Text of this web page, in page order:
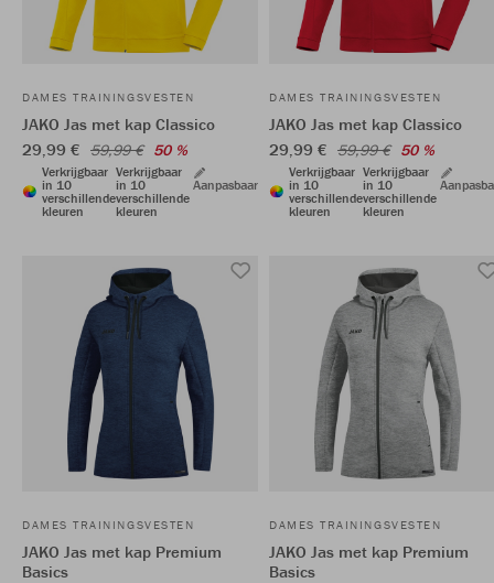
DAMES TRAININGSVESTEN
JAKO Jas met kap Classico
29,99 € 59,99 € 50 %
Verkrijgbaar
in 10
verschillende
kleuren
Verkrijgbaar
in 10
verschillende
kleuren
Aanpasbaar
DAMES TRAININGSVESTEN
JAKO Jas met kap Classico
29,99 € 59,99 € 50 %
Verkrijgbaar
in 10
verschillende
kleuren
Verkrijgbaar
in 10
verschillende
kleuren
DAMES TRAININGSVESTEN
JAKO Jas met kap Premium
Basics
DAMES TRAININGSVESTEN
JAKO Jas met kap Premium
Basics